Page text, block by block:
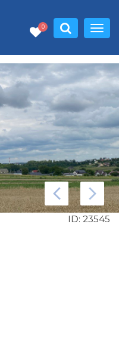
0
ID: 23545